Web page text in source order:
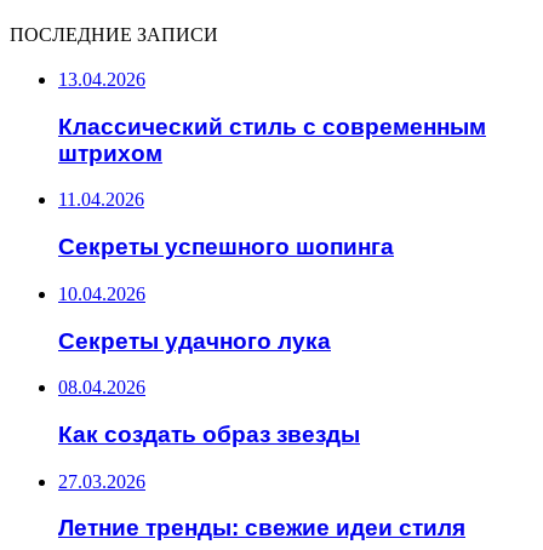
ПОСЛЕДНИЕ ЗАПИСИ
13.04.2026
Классический стиль с современным
штрихом
11.04.2026
Секреты успешного шопинга
10.04.2026
Секреты удачного лука
08.04.2026
Как создать образ звезды
27.03.2026
Летние тренды: свежие идеи стиля